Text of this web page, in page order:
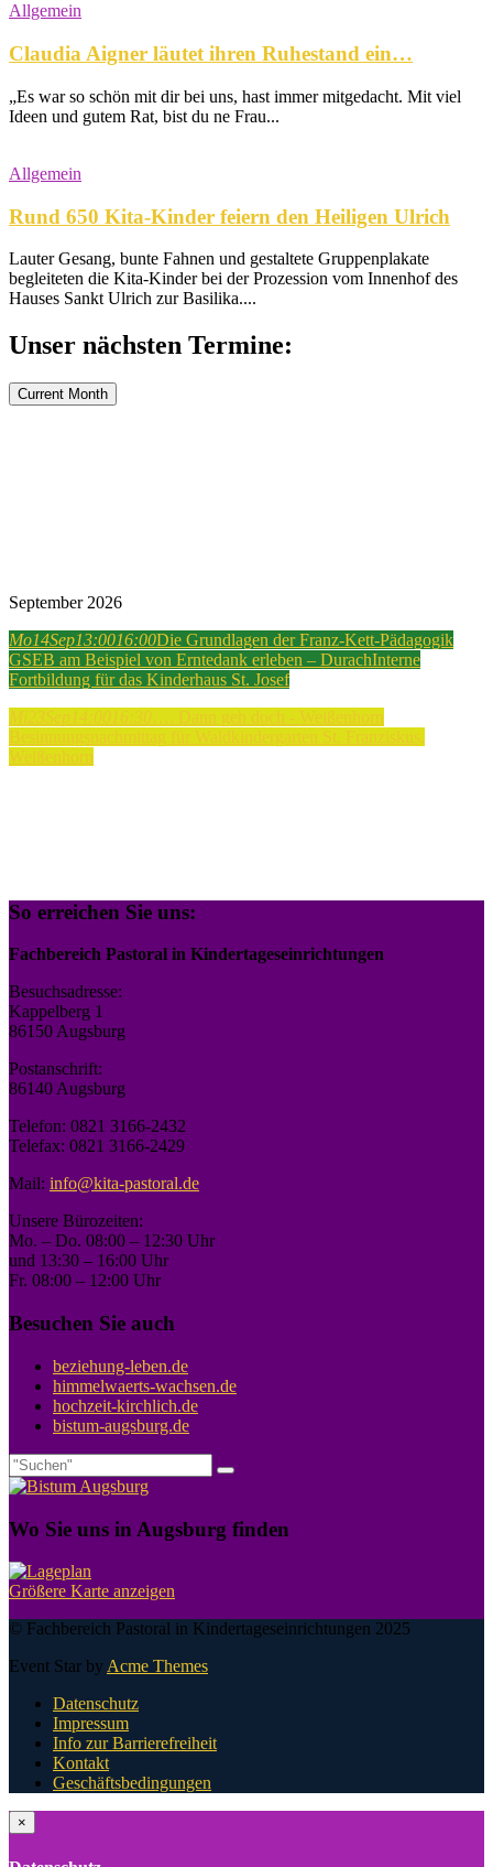
Allgemein
Claudia Aigner läutet ihren Ruhestand ein…
„Es war so schön mit dir bei uns, hast immer mitgedacht. Mit viel
Ideen und gutem Rat, bist du ne Frau...
Allgemein
Rund 650 Kita-Kinder feiern den Heiligen Ulrich
Lauter Gesang, bunte Fahnen und gestaltete Gruppenplakate
begleiteten die Kita-Kinder bei der Prozession vom Innenhof des
Hauses Sankt Ulrich zur Basilika....
Unser nächsten Termine:
Current Month
September 2026
Mo14Sep13:0016:00Die Grundlagen der Franz-Kett-Pädagogik
GSEB am Beispiel von Erntedank erleben – DurachInterne
Fortbildung für das Kinderhaus St. Josef
Mi 23Sep 14:00 16:30…. Dann geh doch - Weißenhorn
Besinnungsnachmittag für Waldkindergarten St. Franziskus,
Weißenhorn
So erreichen Sie uns:
Fachbereich Pastoral in Kindertageseinrichtungen
Besuchsadresse:
Kappelberg 1
86150 Augsburg
Postanschrift:
86140 Augsburg
Telefon: 0821 3166-2432
Telefax: 0821 3166-2429
Mail: info@kita-pastoral.de
Unsere Bürozeiten:
Mo. – Do. 08:00 – 12:30 Uhr
und 13:30 – 16:00 Uhr
Fr. 08:00 – 12:00 Uhr
Besuchen Sie auch
beziehung-leben.de
himmelwaerts-wachsen.de
hochzeit-kirchlich.de
bistum-augsburg.de
Wo Sie uns in Augsburg finden
Größere Karte anzeigen
© Fachbereich Pastoral in Kindertageseinrichtungen 2025
Event Star by Acme Themes
Datenschutz
Impressum
Info zur Barrierefreiheit
Kontakt
Geschäftsbedingungen
×